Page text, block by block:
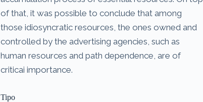
of that, it was possible to conclude that among
those idiosyncratic resources, the ones owned and
controlled by the advertising agencies, such as
human resources and path dependence, are of
criticai importance.
Tipo